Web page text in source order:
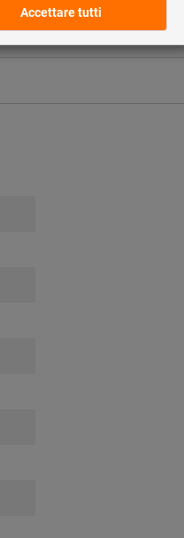
Condividi articolo